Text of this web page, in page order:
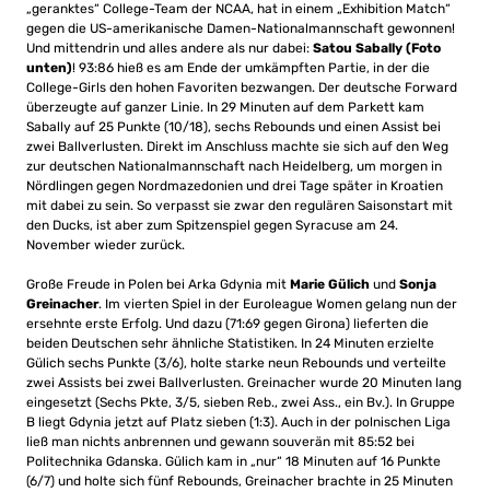
„geranktes“ College-Team der NCAA, hat in einem „Exhibition Match“
gegen die US-amerikanische Damen-Nationalmannschaft gewonnen!
Und mittendrin und alles andere als nur dabei: Satou Sabally (Foto
unten)! 93:86 hieß es am Ende der umkämpften Partie, in der die
College-Girls den hohen Favoriten bezwangen. Der deutsche Forward
überzeugte auf ganzer Linie. In 29 Minuten auf dem Parkett kam
Sabally auf 25 Punkte (10/18), sechs Rebounds und einen Assist bei
zwei Ballverlusten. Direkt im Anschluss machte sie sich auf den Weg
zur deutschen Nationalmannschaft nach Heidelberg, um morgen in
Nördlingen gegen Nordmazedonien und drei Tage später in Kroatien
mit dabei zu sein. So verpasst sie zwar den regulären Saisonstart mit
den Ducks, ist aber zum Spitzenspiel gegen Syracuse am 24.
November wieder zurück.
Große Freude in Polen bei Arka Gdynia mit Marie Gülich und Sonja
Greinacher. Im vierten Spiel in der Euroleague Women gelang nun der
ersehnte erste Erfolg. Und dazu (71:69 gegen Girona) lieferten die
beiden Deutschen sehr ähnliche Statistiken. In 24 Minuten erzielte
Gülich sechs Punkte (3/6), holte starke neun Rebounds und verteilte
zwei Assists bei zwei Ballverlusten. Greinacher wurde 20 Minuten lang
eingesetzt (Sechs Pkte, 3/5, sieben Reb., zwei Ass., ein Bv.). In Gruppe
B liegt Gdynia jetzt auf Platz sieben (1:3). Auch in der polnischen Liga
ließ man nichts anbrennen und gewann souverän mit 85:52 bei
Politechnika Gdanska. Gülich kam in „nur“ 18 Minuten auf 16 Punkte
(6/7) und holte sich fünf Rebounds, Greinacher brachte in 25 Minuten